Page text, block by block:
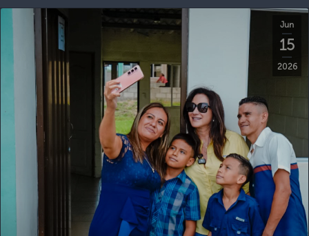
Jun
15
2026